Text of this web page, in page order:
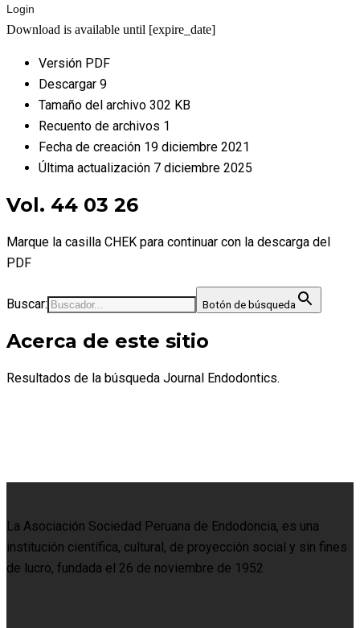
Login
Download is available until [expire_date]
Versión PDF
Descargar 9
Tamaño del archivo 302 KB
Recuento de archivos 1
Fecha de creación 19 diciembre 2021
Última actualización 7 diciembre 2025
Vol. 44 03 26
Marque la casilla CHEK para continuar con la descarga del
PDF
Buscar: Botón de búsqueda
Acerca de este sitio
Resultados de la búsqueda Journal Endodontics.
La Asociación Sociedad Peruana de Endodoncia, es una
institución científica, cultural, de proyección social y sin fines
de lucro, fundada el 26 de noviembre de 1952